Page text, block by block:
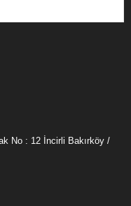
No : 12 İncirli Bakırköy /